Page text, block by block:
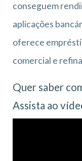
conseguem
aplicações
oferece
comercial e
Quer saber
Assista ao